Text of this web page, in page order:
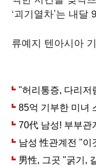
‘괴기열차’는 내달
류예지 텐아시아